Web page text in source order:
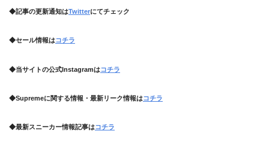
◆記事の更新通知はTwitterにてチェック
◆セール情報はコチラ
◆当サイトの公式Instagramはコチラ
◆Supremeに関する情報・最新リーク情報はコチラ
◆最新スニーカー情報記事はコチラ